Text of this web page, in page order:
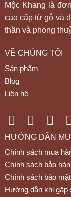
Mộc Khang là
cao cấp từ gỗ và
thần và phong
VỀ CHÚNG TÔI
Sản phẩm
Blog
Liên hệ
HƯỚNG DẪN
Chính sách mua
Chính sách bảo
Chính sách bảo mật
Hướng dẫn khi gặp